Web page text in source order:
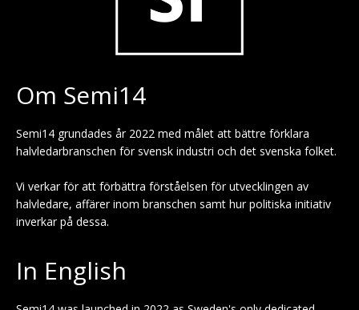
Om Semi14
Semi14 grundades år 2022 med målet att bättre förklara
halvledarbranschen för svensk industri och det svenska folket.
Vi verkar för att förbättra förståelsen för utvecklingen av
halvledare, affärer inom branschen samt hur politiska initiativ
inverkar på dessa.
In English